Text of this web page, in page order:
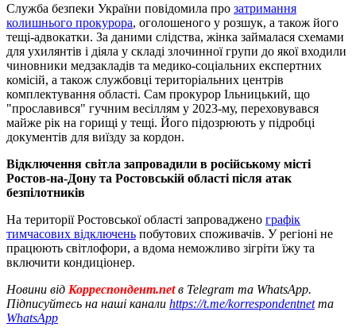
Служба безпеки України повідомила про затримання
колишнього прокурора, оголошеного у розшук, а також його
тещі-адвокатки. За даними слідства, жінка займалася схемами
для ухилянтів і діяла у складі злочинної групи до якої входили
чиновники медзакладів та медико-соціальних експертних
комісій, а також службовці територіальних центрів
комплектування області. Сам прокурор Ільницький, що
"прославився" гучним весіллям у 2023-му, переховувався
майже рік на горищі у тещі. Його підозрюють у підробці
документів для виїзду за кордон.
Відключення світла запровадили в російському місті
Ростов-на-Дону та Ростовській області після атак
безпілотників
На території Ростовської області запроваджено графік
тимчасових відключень побутових споживачів. У регіоні не
працюють світлофори, а вдома неможливо зігріти їжу та
включити кондиціонер.
Новини від Корреспондент.netв Telegram та WhatsApp.
Підписуйтесь на наші канали https://t.me/korrespondentnetта
WhatsApp